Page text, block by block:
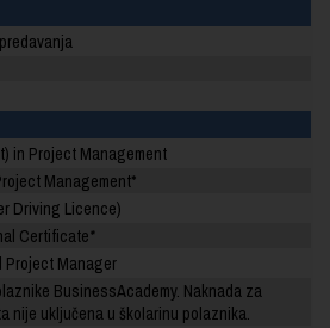
in Project Management
Management*
Driving Licence)
Certificate*
Project Manager
BusinessAcademy. Naknada za
nije uključena u školarinu polaznika.